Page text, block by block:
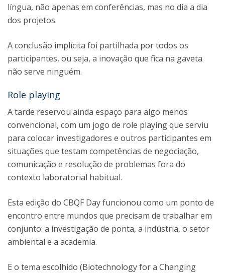
língua, não apenas em conferências, mas no dia a dia
dos projetos.
A conclusão implícita foi partilhada por todos os
participantes, ou seja, a inovação que fica na gaveta
não serve ninguém.
Role playing
A tarde reservou ainda espaço para algo menos
convencional, com um jogo de role playing que serviu
para colocar investigadores e outros participantes em
situações que testam competências de negociação,
comunicação e resolução de problemas fora do
contexto laboratorial habitual.
Esta edição do CBQF Day funcionou como um ponto de
encontro entre mundos que precisam de trabalhar em
conjunto: a investigação de ponta, a indústria, o setor
ambiental e a academia.
E o tema escolhido (Biotechnology for a Changing